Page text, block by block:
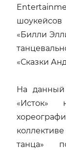
«Билли
«Сказки
На
«Исток»
танца»